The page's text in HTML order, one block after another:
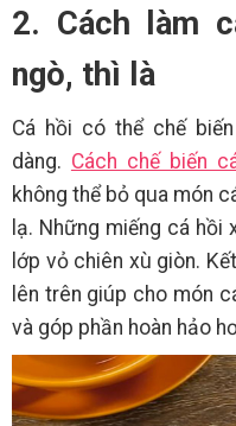
2. Cách làm
ngò, thì là
Cá hồi có thể chế
dàng. Cách chế biến
không thể bỏ qua món
lạ. Những miếng cá
lớp vỏ chiên xù giòn.
lên trên giúp cho món
và góp phần hoàn hảo